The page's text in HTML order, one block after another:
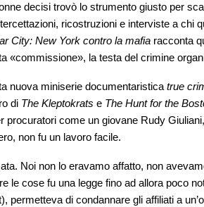
decisi trovò lo strumento giusto per
ricostruzioni e interviste a chi
City: New York contro la mafia racconta
«commissione», la testa del crimine
nuova miniserie documentaristica true
di The Kleptokrats e The Hunt for the
procuratori come un giovane Rudy
non fu un lavoro facile.
Noi non lo eravamo affatto, non
le cose fu una legge fino ad allora poco
permetteva di condannare gli affiliati a